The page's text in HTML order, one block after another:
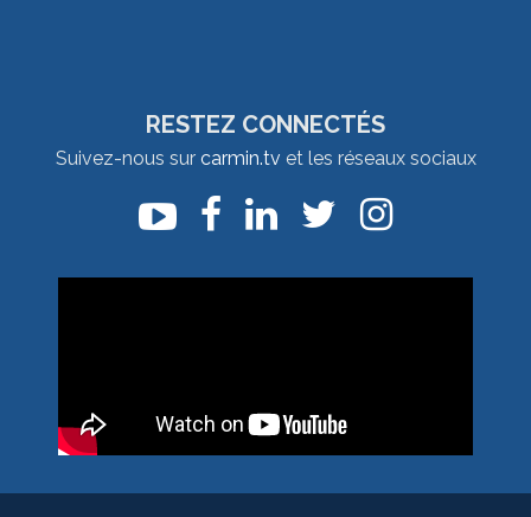
RESTEZ CONNECTÉS
Suivez-nous sur carmin.tv et les réseaux sociaux